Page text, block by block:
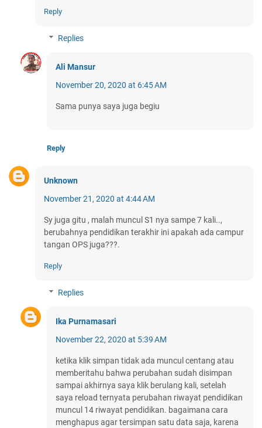
Reply
Replies
Ali Mansur
November 20, 2020 at 6:45 AM
Sama punya saya juga begiu
Reply
Unknown
November 21, 2020 at 4:44 AM
Sy juga gitu , malah muncul S1 nya sampe 7 kali..,
berubahnya pendidikan terakhir ini apakah ada campur
tangan OPS juga???.
Reply
Replies
Ika Purnamasari
November 22, 2020 at 5:39 AM
ketika klik simpan tidak ada muncul centang atau
memberitahu bahwa perubahan sudah disimpan
sampai akhirnya saya klik berulang kali, setelah
saya reload ternyata perubahan riwayat pendidikan
muncul 14 riwayat pendidikan. bagaimana cara
menghapus agar tersimpan satu data saja, karena